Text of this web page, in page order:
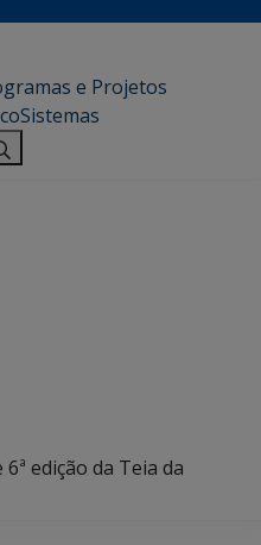
e Projetos
Sistemas
edição da Teia da